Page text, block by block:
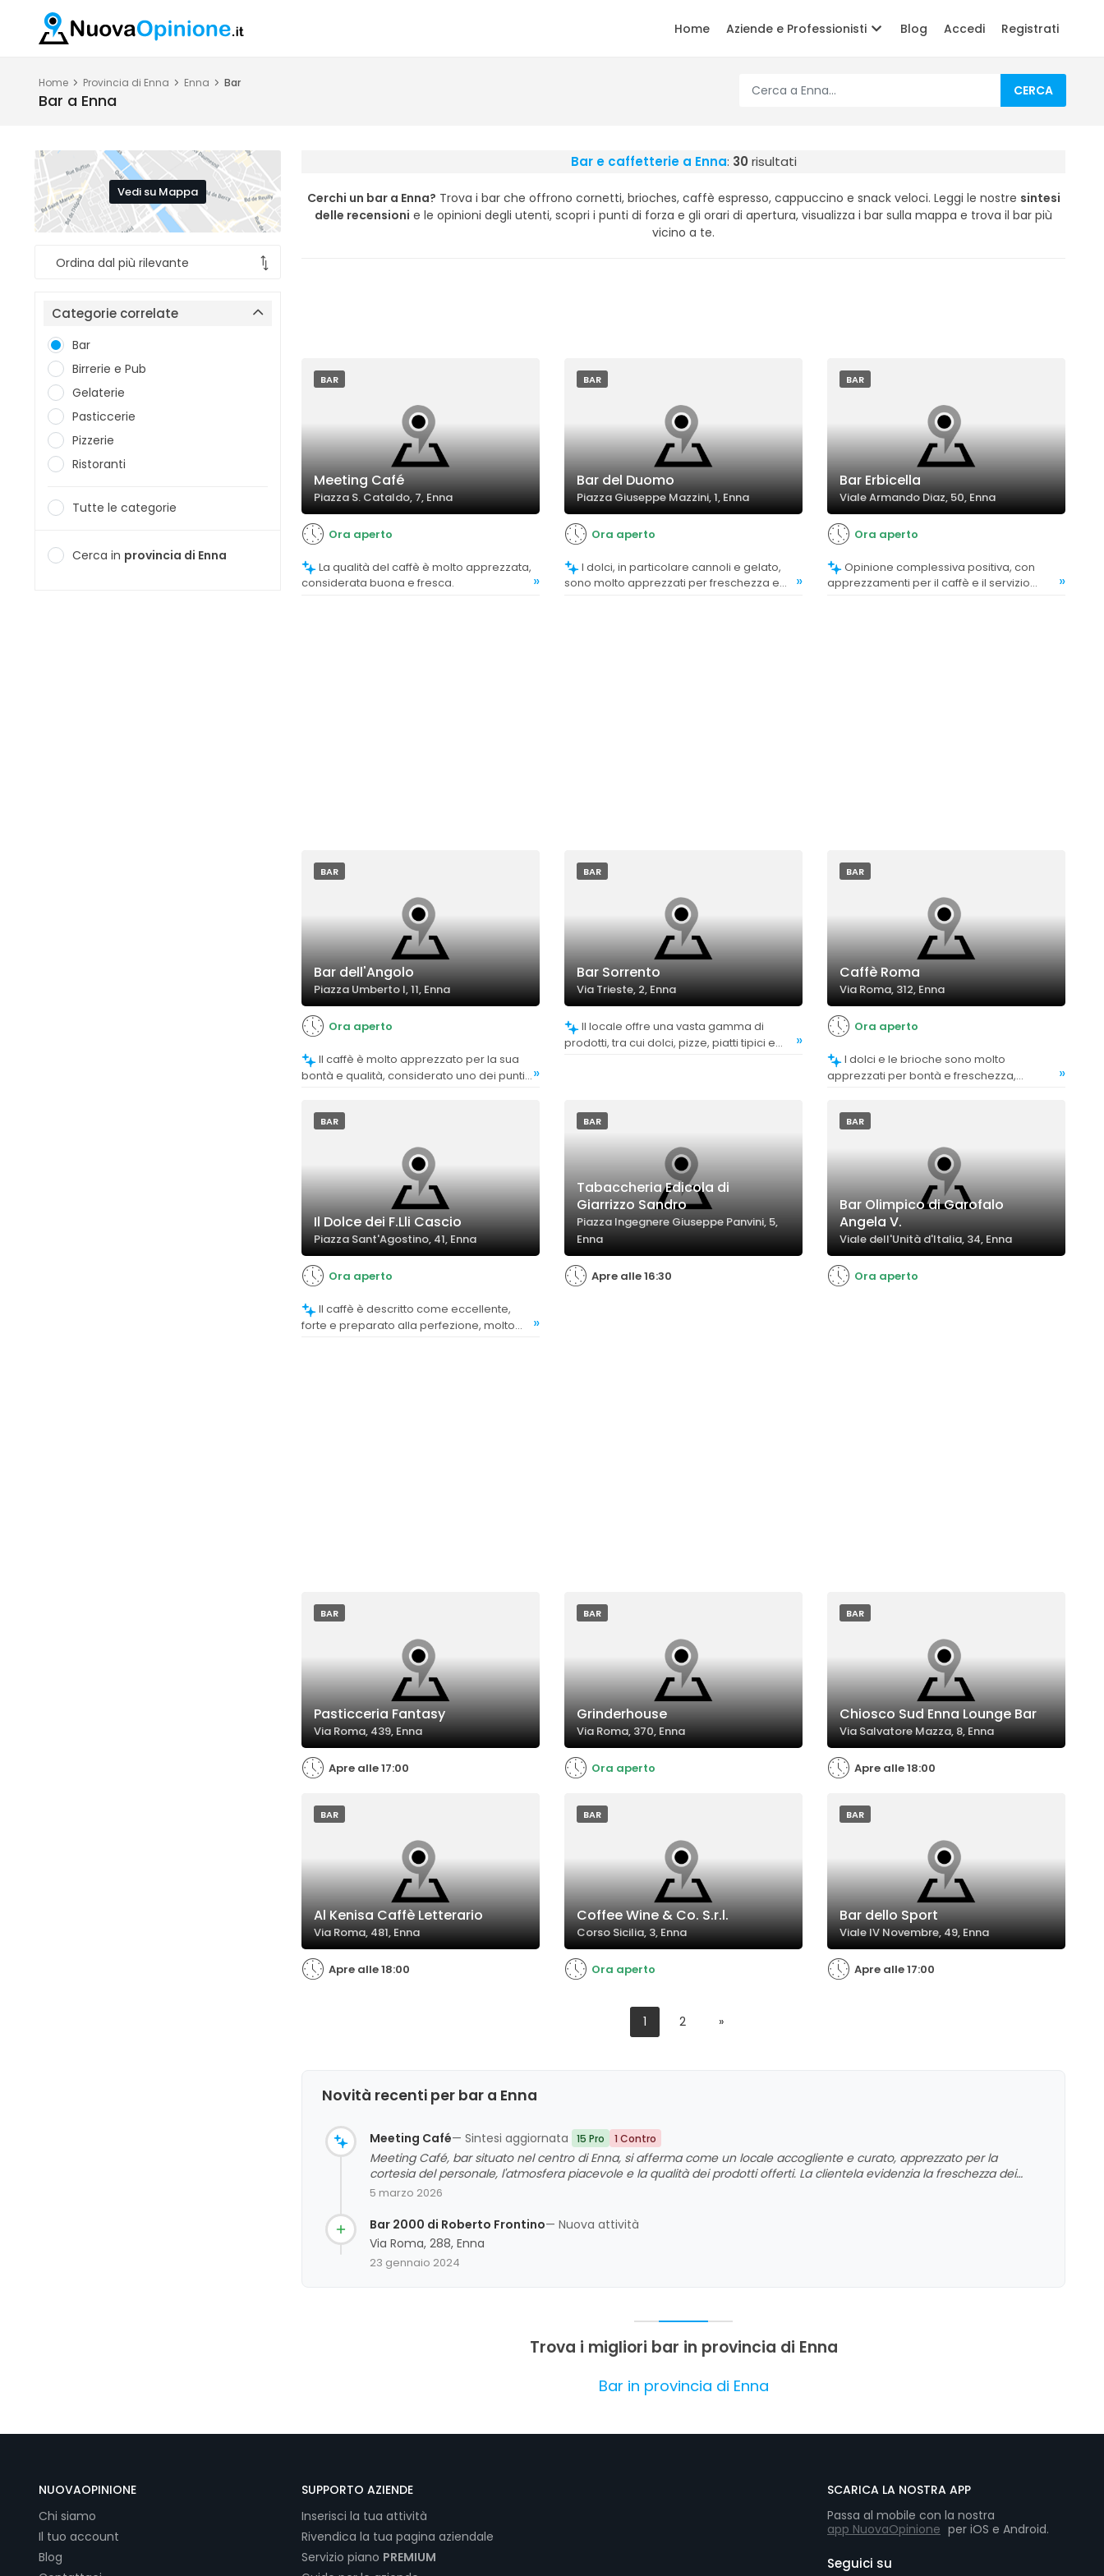
Home Aziende e Professionisti Blog Accedi Registrati
Home Provincia di Enna Enna Bar
Bar a Enna
CERCA
Vedi su Mappa
Categorie correlate
Bar
Birrerie e Pub
Gelaterie
Pasticcerie
Pizzerie
Ristoranti
Tutte le categorie
Cerca in provincia di Enna
Bar e caffetterie a Enna: 30 risultati
Cerchi un bar a Enna? Trova i bar che offrono cornetti, brioches, caffè espresso, cappuccino e snack veloci. Leggi le nostre sintesi
delle recensioni e le opinioni degli utenti, scopri i punti di forza e gli orari di apertura, visualizza i bar sulla mappa e trova il bar più
vicino a te.
BAR
Meeting Café
Piazza S. Cataldo, 7, Enna
Ora aperto
considerata buona e fresca.
»
BAR
Bar del Duomo
Piazza Giuseppe Mazzini, 1, Enna
Ora aperto
I dolci, in particolare cannoli e gelato,
sono molto apprezzati per freschezza e
»
BAR
Bar Erbicella
Viale Armando Diaz, 50, Enna
Ora aperto
Opinione complessiva positiva, con
apprezzamenti per il caffè e il servizio
»
BAR
Bar dell'Angolo
Piazza Umberto I, 11, Enna
Ora aperto
bontà e qualità, considerato uno dei punti
»
BAR
Bar Sorrento
Via Trieste, 2, Enna
Il locale offre una vasta gamma di
prodotti, tra cui dolci, pizze, piatti tipici e
»
BAR
Caffè Roma
Via Roma, 312, Enna
Ora aperto
I dolci e le brioche sono molto
apprezzati per bontà e freschezza,
»
BAR
Il Dolce dei F.Lli Cascio
Piazza Sant'Agostino, 41, Enna
Ora aperto
forte e preparato alla perfezione, molto
»
BAR
Tabaccheria Edicola di
Giarrizzo Sandro
Piazza Ingegnere Giuseppe Panvini, 5,
Enna
Apre alle 16:30
BAR
Bar Olimpico di Garofalo
Angela V.
Viale dell'Unità d'Italia, 34, Enna
Ora aperto
BAR
Pasticceria Fantasy
Via Roma, 439, Enna
Apre alle 17:00
BAR
Grinderhouse
Via Roma, 370, Enna
Ora aperto
BAR
Chiosco Sud Enna Lounge Bar
Via Salvatore Mazza, 8, Enna
Apre alle 18:00
BAR
Al Kenisa Caffè Letterario
Via Roma, 481, Enna
Apre alle 18:00
BAR
Coffee Wine & Co. S.r.l.
Corso Sicilia, 3, Enna
Ora aperto
BAR
Bar dello Sport
Viale IV Novembre, 49, Enna
Apre alle 17:00
1 2 »
Novità recenti per bar a Enna
Meeting Café— Sintesi aggiornata 15 Pro 1 Contro
Meeting Café, bar situato nel centro di Enna, si afferma come un locale accogliente e curato, apprezzato per la
cortesia del personale, l'atmosfera piacevole e la qualità dei prodotti offerti. La clientela evidenzia la freschezza dei
dolci, la bontà dei caffè e delle brioche, oltre alla gentilezza dello staff con molti commenti positivi riguardo
aumento dei prezzi per il servizio al tavolo.
5 marzo 2026
Bar 2000 di Roberto Frontino— Nuova attività
Via Roma, 288, Enna
23 gennaio 2024
Trova i migliori bar in provincia di Enna
Bar in provincia di Enna
NUOVAOPINIONE
Chi siamo
Il tuo account
Blog
SUPPORTO AZIENDE
Inserisci la tua attività
Rivendica la tua pagina aziendale
Servizio piano PREMIUM
SCARICA LA NOSTRA APP
Passa al mobile con la nostra
app NuovaOpinione per iOS e Android.
Seguici su